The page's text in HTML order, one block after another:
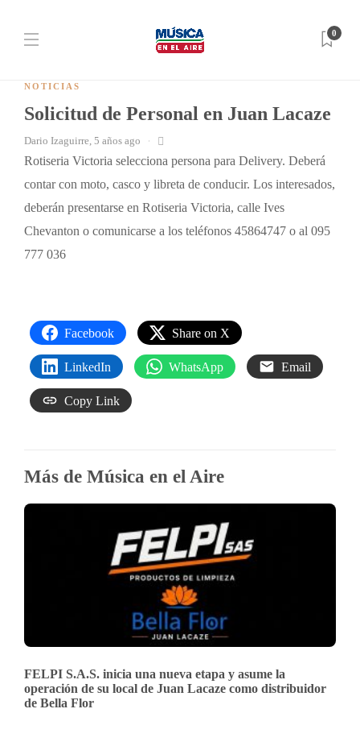
0
NOTICIAS
Solicitud de Personal en Juan Lacaze
Dario Izaguirre, 5 años ago
Rotiseria Victoria selecciona persona para Delivery. Deberá
contar con moto, casco y libreta de conducir. Los interesados,
deberán presentarse en Rotiseria Victoria, calle Ives
Chevanton o comunicarse a los teléfonos 45864747 o al 095
777 036
Facebook Share on X
LinkedIn WhatsApp Email
Copy Link
Más de Música en el Aire
FELPI S.A.S. inicia una nueva etapa y asume la
operación de su local de Juan Lacaze como distribuidor
de Bella Flor